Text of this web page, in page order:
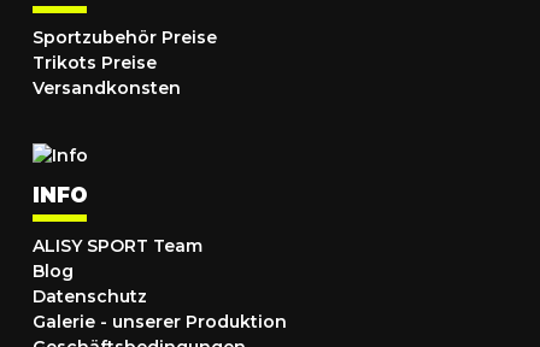
Sportzubehör Preise
Trikots Preise
Versandkonsten
INFO
ALISY SPORT Team
Blog
Datenschutz
Galerie - unserer Produktion